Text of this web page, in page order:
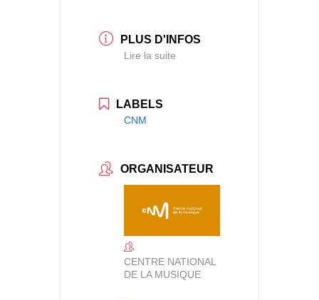
PLUS D'INFOS
Lire la suite
LABELS
CNM
ORGANISATEUR
CENTRE NATIONAL
DE LA MUSIQUE